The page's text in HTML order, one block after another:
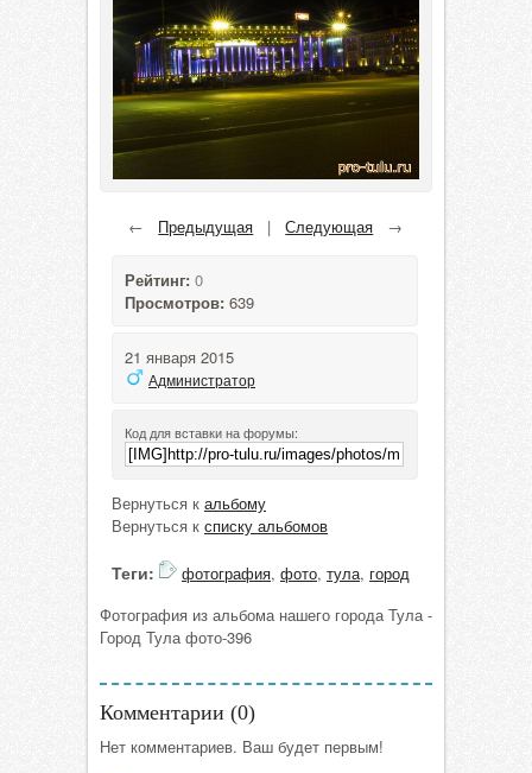
← Предыдущая |Следующая →
Рейтинг: 0
Просмотров: 639
21 января 2015
Администратор
Код для вставки на форумы:
Вернуться к альбому
Вернуться к списку альбомов
Теги: фотография, фото, тула, город
Фотография из альбома нашего города Тула -
Город Тула фото-396
Комментарии (0)
Нет комментариев. Ваш будет первым!